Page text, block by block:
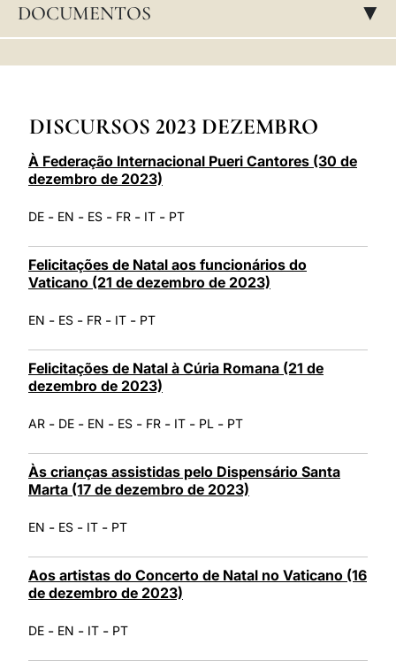
DOCUMENTOS ▸
DISCURSOS 2023 DEZEMBRO
À Federação Internacional Pueri Cantores (30 de
dezembro de 2023)
DE - EN - ES - FR - IT - PT
Felicitações de Natal aos funcionários do
Vaticano (21 de dezembro de 2023)
EN - ES - FR - IT - PT
Felicitações de Natal à Cúria Romana (21 de
dezembro de 2023)
AR - DE - EN - ES - FR - IT - PL - PT
Às crianças assistidas pelo Dispensário Santa
Marta (17 de dezembro de 2023)
EN - ES - IT - PT
Aos artistas do Concerto de Natal no Vaticano (16
de dezembro de 2023)
DE - EN - IT - PT